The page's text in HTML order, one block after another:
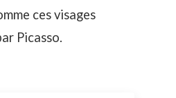
ces visages
Picasso.